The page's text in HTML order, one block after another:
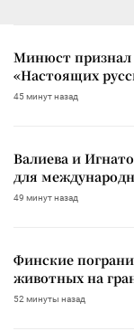
Минюст признал
«Настоящих
45 минут назад
Валиева и
для
49 минут назад
Финские
животных на
52 минуты назад